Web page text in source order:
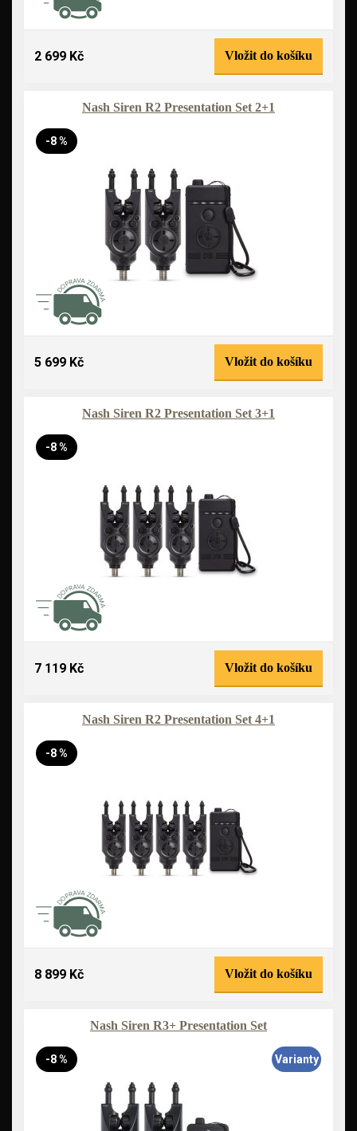
2 699 Kč Vložit do košíku
Nash Siren R2 Presentation Set 2+1
-8 %
5 699 Kč Vložit do košíku
Nash Siren R2 Presentation Set 3+1
-8 %
7 119 Kč Vložit do košíku
Nash Siren R2 Presentation Set 4+1
-8 %
8 899 Kč Vložit do košíku
Nash Siren R3+ Presentation Set
-8 % Varianty